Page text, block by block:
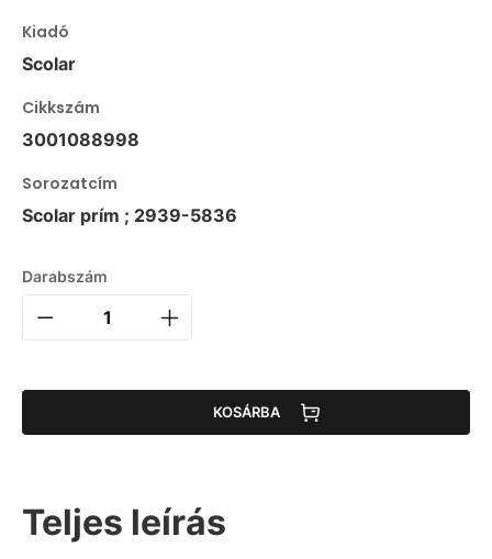
Kiadó
Scolar
Cikkszám
3001088998
Sorozatcím
Scolar prím ; 2939-5836
Darabszám
KOSÁRBA
Teljes leírás